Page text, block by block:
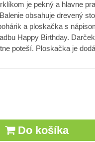
je pekný a hlavne
obsahuje drevený
a ploskačka s
Happy Birthday.
poteší. Ploskačka je
Do košíka